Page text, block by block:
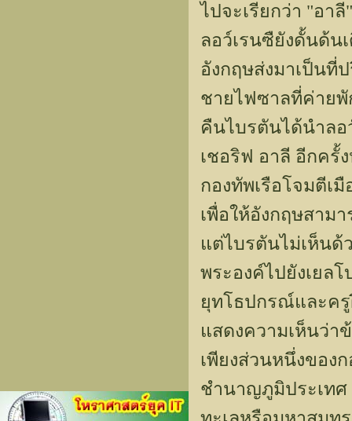
ไปจะเรียกว่า "อา
ลอว์เรนซืยังดั้นด้น
อังกฤษส่งมาเป็นที่
ชายไฟซาลที่ค่ายพั
คืนไบรตันได้นำลอ
เชอริฟ อาลี อีกครั้
กองทัพเรือโจมตีเ
เพื่อให้อังกฤษสาม
แต่ไบรตันไม่เห็นด้
พระองค์ไปยังเยล
ยุทโธปกรณ์และค
แสดงความเห็นว่า
เพียงส่วนหนึ่งของ
ชำนาญภูมิประเทศ